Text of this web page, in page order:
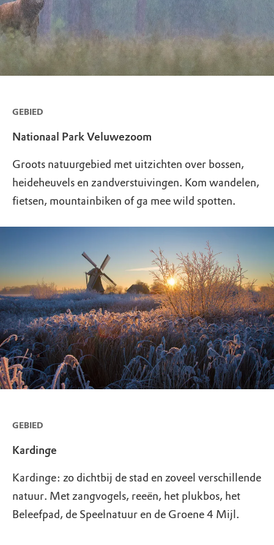
GEBIED
Nationaal Park Veluwezoom
Groots natuurgebied met uitzichten over bossen,
heideheuvels en zandverstuivingen. Kom wandelen,
fietsen, mountainbiken of ga mee wild spotten.
GEBIED
Kardinge
Kardinge: zo dichtbij de stad en zoveel verschillende
natuur. Met zangvogels, reeën, het plukbos, het
Beleefpad, de Speelnatuur en de Groene 4 Mijl.